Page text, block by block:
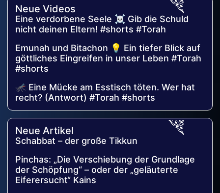
Neue Videos
Eine verdorbene Seele ☠️ Gib die Schuld
nicht deinen Eltern! #shorts #Torah
Emunah und Bitachon 💡 Ein tiefer Blick auf
göttliches Eingreifen in unser Leben #Torah
#shorts
🦟 Eine Mücke am Esstisch töten. Wer hat
recht? (Antwort) #Torah #shorts
Neue Artikel
Schabbat – der große Tikkun
Pinchas: „Die Verschiebung der Grundlage
der Schöpfung“ – oder der „geläuterte
Eiferersucht“ Kains